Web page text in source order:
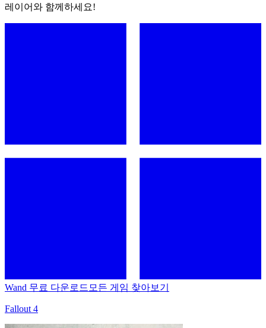
레이어와 함께하세요!
Wand 무료 다운로드 모든 게임 찾아보기
Fallout 4